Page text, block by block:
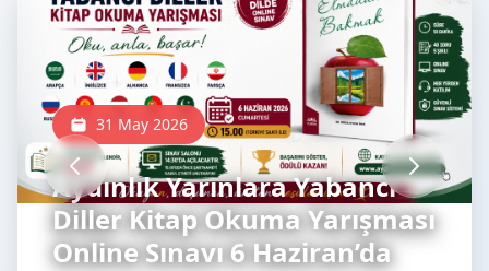
31 May 2026
Aydınlık Yarınlara Yabancı
Diller Kitap Okuma Yarışması
Online Sınavı 6 Haziran’da